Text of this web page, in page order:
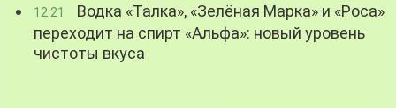
12:21
Водка «Талка», «Зелёная Марка» и «Роса»
переходит на спирт «Альфа»: новый уровень
чистоты вкуса